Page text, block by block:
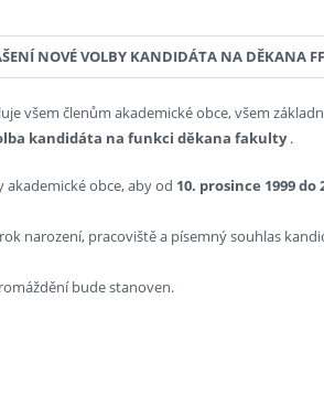
NOVÉ VOLBY KANDIDÁTA NA DĚKANA FF
všem členům akademické obce, všem
kandidáta na funkci děkana fakulty.
obce, aby od 10. prosince 1999 do
narození, pracoviště a písemný souhlas
bude stanoven.